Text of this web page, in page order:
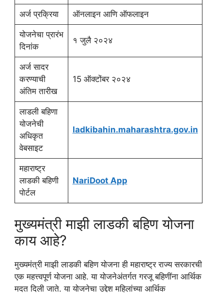
अर्ज प्रक्रिया ऑनलाइन आणि ऑफलाइन
योजनेचा प्रारंभ
दिनांक
१ जुलै २०२४
अर्ज सादर
करण्याची
अंतिम तारीख
15 ऑक्टोंबर २०२४
लाडली बहिणा
योजनेची
अधिकृत
वेबसाइट
ladkibahin.maharashtra.gov.in
महाराष्ट्र
लाडकी बहिणी
पोर्टल
NariDoot App
मुख्यमंत्री माझी लाडकी बहिण योजना
काय आहे?
मुख्यमंत्री माझी लाडकी बहिण योजना ही महाराष्ट्र राज्य सरकारची
एक महत्त्वपूर्ण योजना आहे. या योजनेअंतर्गत गरजू बहिणींना आर्थिक
मदत दिली जाते. या योजनेचा उद्देश महिलांच्या आर्थिक